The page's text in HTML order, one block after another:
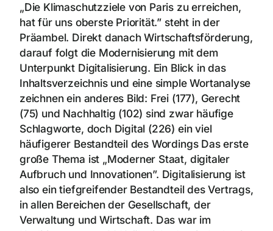
„Die Klimaschutzziele von Paris zu erreichen,
hat für uns oberste Priorität.” steht in der
Präambel. Direkt danach Wirtschaftsförderung,
darauf folgt die Modernisierung mit dem
Unterpunkt Digitalisierung. Ein Blick in das
Inhaltsverzeichnis und eine simple Wortanalyse
zeichnen ein anderes Bild: Frei (177), Gerecht
(75) und Nachhaltig (102) sind zwar häufige
Schlagworte, doch Digital (226) ein viel
häufigerer Bestandteil des Wordings Das erste
große Thema ist „Moderner Staat, digitaler
Aufbruch und Innovationen”. Digitalisierung ist
also ein tiefgreifender Bestandteil des Vertrags,
in allen Bereichen der Gesellschaft, der
Verwaltung und Wirtschaft. Das war im